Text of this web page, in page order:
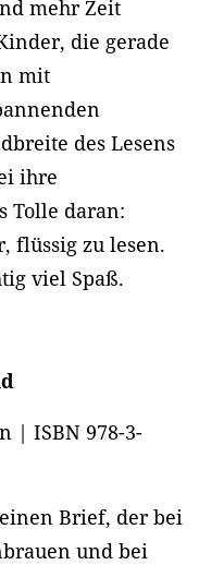
mehr Zeit
die gerade
mit
des Lesens
ihre
Tolle daran:
flüssig zu lesen.
viel Spaß.
| ISBN 978-3-
Brief, der bei
und bei